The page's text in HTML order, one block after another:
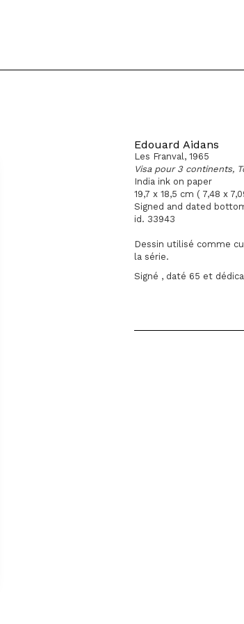
Edouard Aidans
Les Franval, 1965
Visa pour 3 continents,
India ink on paper
19,7 x 18,5 cm ( 7,48 x
Signed and dated
id. 33943
Dessin utilisé comme
la série.
Signé , daté 65 et